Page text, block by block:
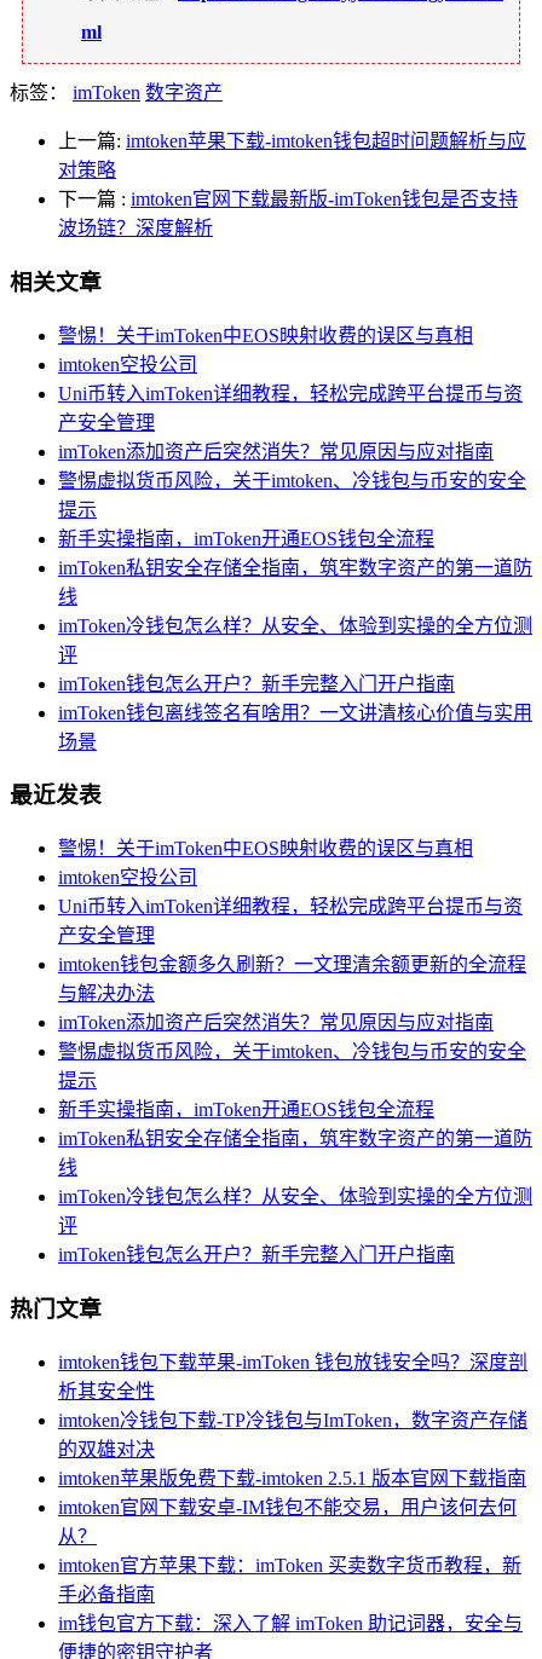
ml
标签： imToken 数字资产
上一篇: imtoken苹果下载-imtoken钱包超时问题解析与应
对策略
下一篇 : imtoken官网下载最新版-imToken钱包是否支持
波场链？深度解析
相关文章
警惕！关于imToken中EOS映射收费的误区与真相
imtoken空投公司
Uni币转入imToken详细教程，轻松完成跨平台提币与资
产安全管理
imToken添加资产后突然消失？常见原因与应对指南
警惕虚拟货币风险，关于imtoken、冷钱包与币安的安全
提示
新手实操指南，imToken开通EOS钱包全流程
imToken私钥安全存储全指南，筑牢数字资产的第一道防
线
imToken冷钱包怎么样？从安全、体验到实操的全方位测
评
imToken钱包怎么开户？新手完整入门开户指南
imToken钱包离线签名有啥用？一文讲清核心价值与实用
场景
最近发表
警惕！关于imToken中EOS映射收费的误区与真相
imtoken空投公司
Uni币转入imToken详细教程，轻松完成跨平台提币与资
产安全管理
imtoken钱包金额多久刷新？一文理清余额更新的全流程
与解决办法
imToken添加资产后突然消失？常见原因与应对指南
警惕虚拟货币风险，关于imtoken、冷钱包与币安的安全
提示
新手实操指南，imToken开通EOS钱包全流程
imToken私钥安全存储全指南，筑牢数字资产的第一道防
线
imToken冷钱包怎么样？从安全、体验到实操的全方位测
评
imToken钱包怎么开户？新手完整入门开户指南
热门文章
imtoken钱包下载苹果-imToken 钱包放钱安全吗？深度剖
析其安全性
imtoken冷钱包下载-TP冷钱包与ImToken，数字资产存储
的双雄对决
imtoken苹果版免费下载-imtoken 2.5.1 版本官网下载指南
imtoken官网下载安卓-IM钱包不能交易，用户该何去何
从？
imtoken官方苹果下载：imToken 买卖数字货币教程，新
手必备指南
im钱包官方下载：深入了解 imToken 助记词器，安全与
便捷的密钥守护者